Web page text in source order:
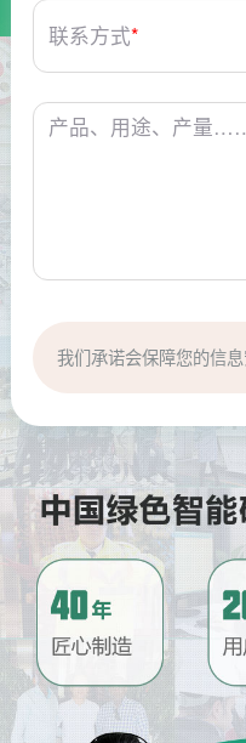
联系方式*
产品、用途、产量
我们承诺会保障您的信